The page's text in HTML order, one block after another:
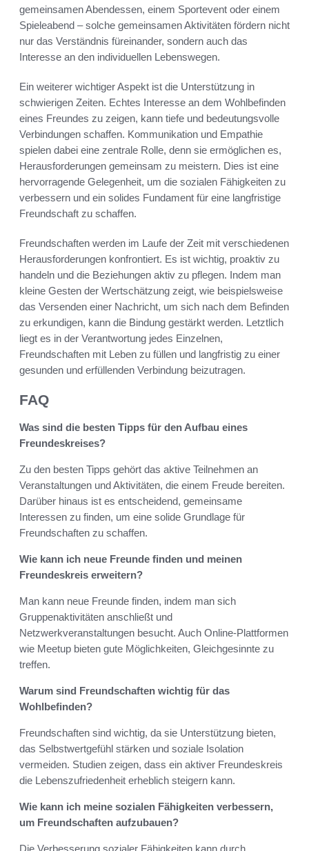
gemeinsamen Abendessen, einem Sportevent oder einem
Spieleabend – solche gemeinsamen Aktivitäten fördern nicht
nur das Verständnis füreinander, sondern auch das
Interesse an den individuellen Lebenswegen.
Ein weiterer wichtiger Aspekt ist die Unterstützung in
schwierigen Zeiten. Echtes Interesse an dem Wohlbefinden
eines Freundes zu zeigen, kann tiefe und bedeutungsvolle
Verbindungen schaffen. Kommunikation und Empathie
spielen dabei eine zentrale Rolle, denn sie ermöglichen es,
Herausforderungen gemeinsam zu meistern. Dies ist eine
hervorragende Gelegenheit, um die sozialen Fähigkeiten zu
verbessern und ein solides Fundament für eine langfristige
Freundschaft zu schaffen.
Freundschaften werden im Laufe der Zeit mit verschiedenen
Herausforderungen konfrontiert. Es ist wichtig, proaktiv zu
handeln und die Beziehungen aktiv zu pflegen. Indem man
kleine Gesten der Wertschätzung zeigt, wie beispielsweise
das Versenden einer Nachricht, um sich nach dem Befinden
zu erkundigen, kann die Bindung gestärkt werden. Letztlich
liegt es in der Verantwortung jedes Einzelnen,
Freundschaften mit Leben zu füllen und langfristig zu einer
gesunden und erfüllenden Verbindung beizutragen.
FAQ
Was sind die besten Tipps für den Aufbau eines
Freundeskreises?
Zu den besten Tipps gehört das aktive Teilnehmen an
Veranstaltungen und Aktivitäten, die einem Freude bereiten.
Darüber hinaus ist es entscheidend, gemeinsame
Interessen zu finden, um eine solide Grundlage für
Freundschaften zu schaffen.
Wie kann ich neue Freunde finden und meinen
Freundeskreis erweitern?
Man kann neue Freunde finden, indem man sich
Gruppenaktivitäten anschließt und
Netzwerkveranstaltungen besucht. Auch Online-Plattformen
wie Meetup bieten gute Möglichkeiten, Gleichgesinnte zu
treffen.
Warum sind Freundschaften wichtig für das
Wohlbefinden?
Freundschaften sind wichtig, da sie Unterstützung bieten,
das Selbstwertgefühl stärken und soziale Isolation
vermeiden. Studien zeigen, dass ein aktiver Freundeskreis
die Lebenszufriedenheit erheblich steigern kann.
Wie kann ich meine sozialen Fähigkeiten verbessern,
um Freundschaften aufzubauen?